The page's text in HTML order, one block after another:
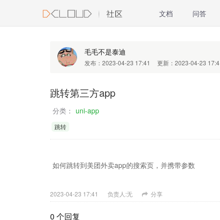
文档 问答
毛毛不是泰迪
发布：2023-04-23 17:41 更新：2023-04-23
跳转第三方app
分类： uni-app
跳转
如何跳转到美团外卖app的搜索页，并携带参数
2023-04-23 17:41 负责人:无 分享
0 个回复